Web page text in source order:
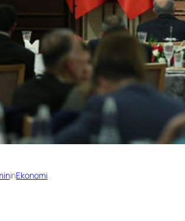
inEkonomi